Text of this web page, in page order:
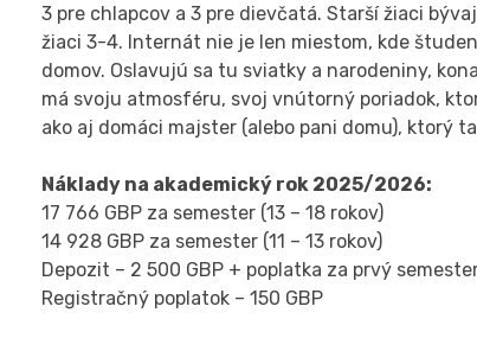
3 pre chlapcov a 3 pre dievčatá. Starší žiaci
žiaci 3-4. Internát nie je len miestom, kde
domov. Oslavujú sa tu sviatky a narodeniny,
má svoju atmosféru, svoj vnútorný poriadok,
ako aj domáci majster (alebo pani domu), ktorý
Náklady na akademický rok 2025/2026:
17 766 GBP za semester (13 – 18 rokov)
14 928 GBP za semester (11 – 13 rokov)
Depozit – 2 500 GBP + poplatka za prvý
Registračný poplatok – 150 GBP